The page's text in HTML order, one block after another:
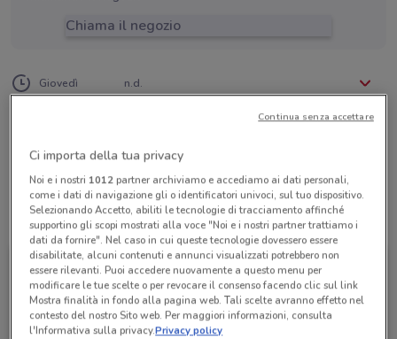
Chiama il negozio
Giovedì n.d.
Venerdì n.d.
Sabato n.d.
Domenica n.d.
Atlante Viaggi Atlante Vg Srl
Tutte le promozioni di questo negozio
Ci importa della tua privacy
Noi e i nostri 1012partner archiviamo e accediamo ai dati personali,
come i dati di navigazione gli o identificatori univoci, sul tuo dispositivo.
Selezionando Accetto, abiliti le tecnologie di tracciamento affinché
supportino gli scopi mostrati alla voce "Noi e i nostri partner trattiamo i
dati da fornire". Nel caso in cui queste tecnologie dovessero essere
disabilitate, alcuni contenuti e annunci visualizzati potrebbero non
essere rilevanti. Puoi accedere nuovamente a questo menu per
modificare le tue scelte o per revocare il consenso facendo clic sul link
Mostra finalità in fondo alla pagina web. Tali scelte avranno effetto nel
contesto del nostro Sito web. Per maggiori informazioni, consulta
l'Informativa sulla privacy.Privacy policy
Continua senza accettare